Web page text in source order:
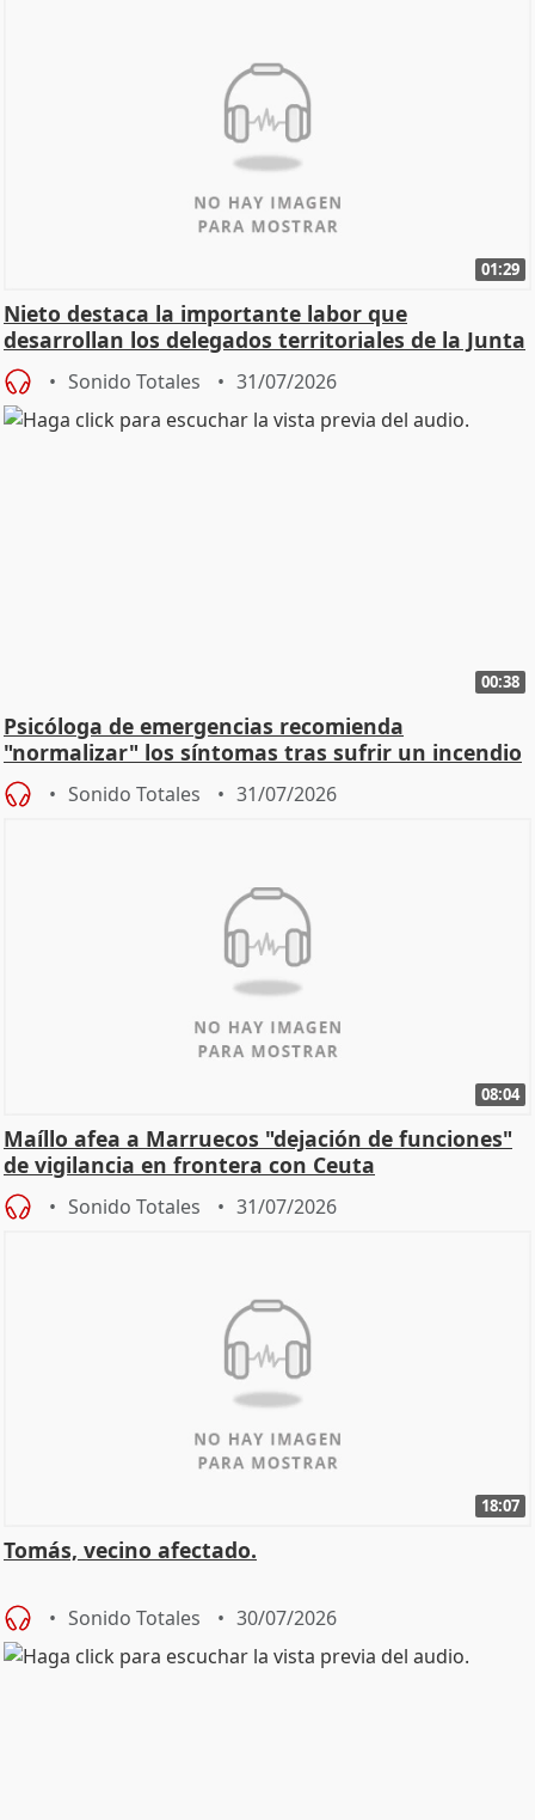
01:29
Nieto destaca la importante labor que
desarrollan los delegados territoriales de la Junta
Sonido Totales 31/07/2026
00:38
Psicóloga de emergencias recomienda
"normalizar" los síntomas tras sufrir un incendio
Sonido Totales 31/07/2026
08:04
Maíllo afea a Marruecos "dejación de funciones"
de vigilancia en frontera con Ceuta
Sonido Totales 31/07/2026
18:07
Tomás, vecino afectado.
Sonido Totales 30/07/2026